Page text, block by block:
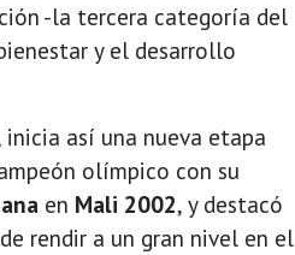
-la tercera categoría del
y el desarrollo
inicia así una nueva etapa
olímpico con su
en Mali 2002, y destacó
rendir a un gran nivel en el